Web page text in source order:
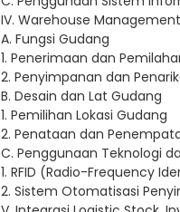
IV. Warehouse Management
A. Fungsi Gudang
1. Penerimaan dan
2. Penyimpanan dan
B. Desain dan Lat Gudang
1. Pemilihan Lokasi Gudang
2. Penataan dan
C. Penggunaan Teknologi
1. RFID (Radio-Frequency
2. Sistem Otomatisasi